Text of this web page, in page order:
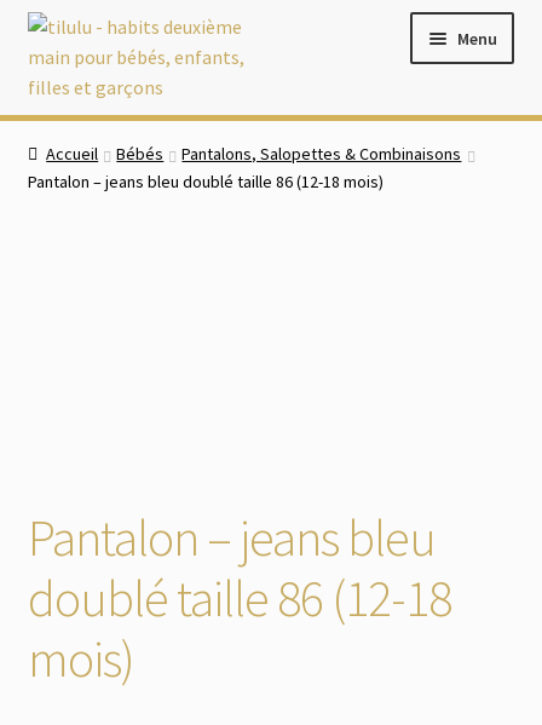
Aller
à
la
navigation
Aller
au
contenu
Menu
Accessoires
Tout à 2.-
Les Imparfaits
Accueil Bébés
Pantalons, Salopettes & Combinaisons
Pantalon – jeans bleu doublé taille 86 (12-18 mois)
Pantalon – jeans bleu
doublé taille 86 (12-18
mois)